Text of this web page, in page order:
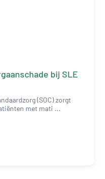
bij SLE
(SOC) zorgt
met mati ...